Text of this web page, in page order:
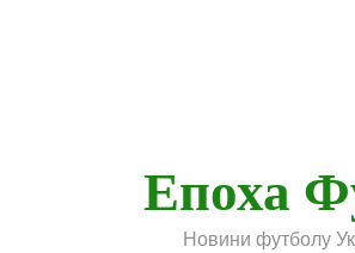
Епоха
Новини футболу